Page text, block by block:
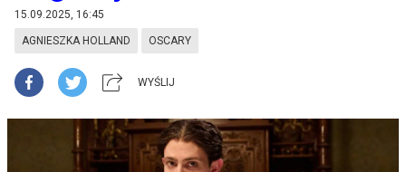
15.09.2025, 16:45
AGNIESZKA HOLLAND OSCARY
WYŚLIJ